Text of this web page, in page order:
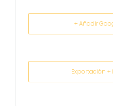
+ Añadir
Exportación